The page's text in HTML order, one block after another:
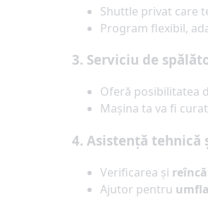
Shuttle privat care
Program flexibil,
3. Serviciu de
Oferă posibilitatea
Mașina ta va fi
4. Asistență tehnică
Verificarea și
Ajutor pentru